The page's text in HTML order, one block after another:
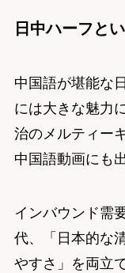
日中ハーフと
中国語が堪能な
には大きな魅力
治のメルティー
中国語動画にも
インバウンド需
代、「日本的な
やすさ」を両立